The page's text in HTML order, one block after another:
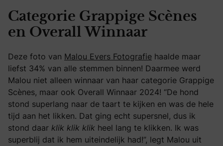
Categorie Grappige Scènes
en Overall Winnaar
Deze foto van Malou Evers Fotografie haalde maar
liefst 34% van alle stemmen binnen! Daarmee werd
Malou niet alleen winnaar van haar categorie Grappige
Scènes, maar ook Overall Winnaar 2024! “De hond
stond superlang naar de taart te kijken en was de hele
tijd aan het likken. Dat ging echt supersnel, dus ik
stond daar klik klik klik heel lang te klikken. Ik was
superblij dat ik hem uiteindelijk had!”, legt Malou uit